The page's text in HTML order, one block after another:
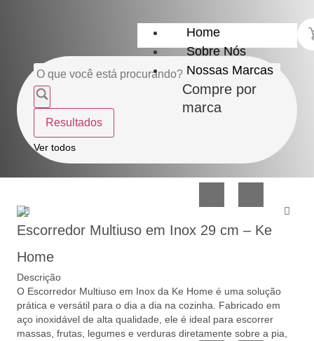
Home
Sobre Nós
Nossas Marcas
Compre por
marca
Lar
Organização
Utilidades
de
Vidro
Confeitaria
e
Presente
Resultados
Ver todos
Escorredor Multiuso em Inox 29 cm – Ke
Home
Descrição
O Escorredor Multiuso em Inox da Ke Home é uma solução
prática e versátil para o dia a dia na cozinha. Fabricado em
aço inoxidável de alta qualidade, ele é ideal para escorrer
massas, frutas, legumes e verduras diretamente sobre a pia,